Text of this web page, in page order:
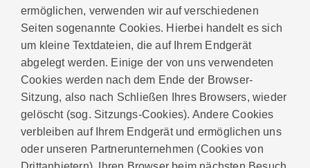
ermöglichen, verwenden wir auf verschiedenen
Seiten sogenannte Cookies. Hierbei handelt es sich
um kleine Textdateien, die auf Ihrem Endgerät
abgelegt werden. Einige der von uns verwendeten
Cookies werden nach dem Ende der Browser-
Sitzung, also nach Schließen Ihres Browsers, wieder
gelöscht (sog. Sitzungs-Cookies). Andere Cookies
verbleiben auf Ihrem Endgerät und ermöglichen uns
oder unseren Partnerunternehmen (Cookies von